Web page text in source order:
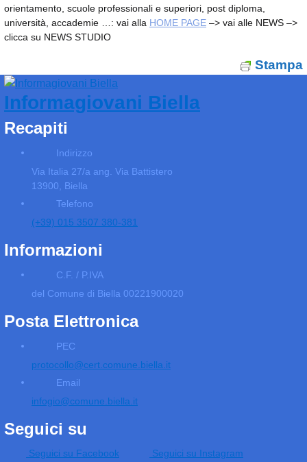
orientamento, scuole professionali e superiori, post diploma,
università, accademie …: vai alla HOME PAGE –> vai alle NEWS –>
clicca su NEWS STUDIO
Stampa
Informagiovani Biella
Recapiti
Indirizzo
Via Italia 27/a ang. Via Battistero
13900, Biella
Telefono
(+39) 015 3507 380-381
Informazioni
C.F. / P.IVA
del Comune di Biella 00221900020
Posta Elettronica
PEC
protocollo@cert.comune.biella.it
Email
infogio@comune.biella.it
Seguici su
Seguici su Facebook Seguici su Instagram